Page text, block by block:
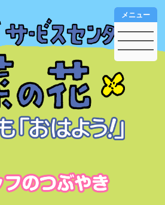
メニュー